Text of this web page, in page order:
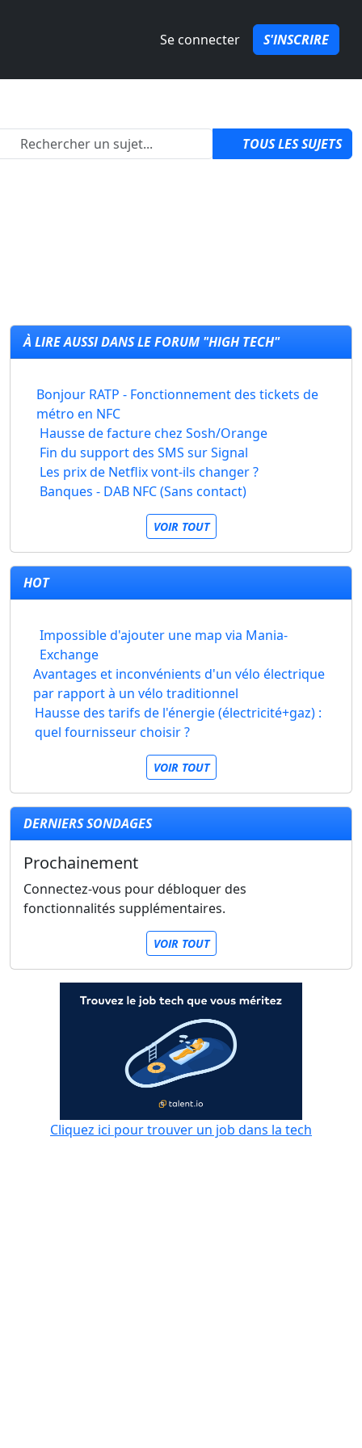
Se connecter S'INSCRIRE
2 TOUS LES SUJETS
À LIRE AUSSI DANS LE FORUM "HIGH TECH"
Bonjour RATP - Fonctionnement des tickets de
métro en NFC
Hausse de facture chez Sosh/Orange
Fin du support des SMS sur Signal
Les prix de Netflix vont-ils changer ?
Banques - DAB NFC (Sans contact)
VOIR TOUT
HOT
Impossible d'ajouter une map via Mania-
Exchange
Avantages et inconvénients d'un vélo électrique
par rapport à un vélo traditionnel
Hausse des tarifs de l'énergie (électricité+gaz) :
quel fournisseur choisir ?
VOIR TOUT
DERNIERS SONDAGES
Prochainement
Connectez-vous pour débloquer des
fonctionnalités supplémentaires.
VOIR TOUT
Cliquez ici pour trouver un job dans la tech